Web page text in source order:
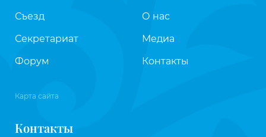
Съезд
Секретариат
Форум
О нас
Медиа
Контакты
Карта сайта
Контакты